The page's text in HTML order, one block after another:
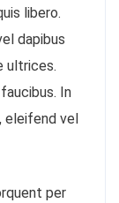
libero.
dapibus
ultrices.
In
eleifend vel
per